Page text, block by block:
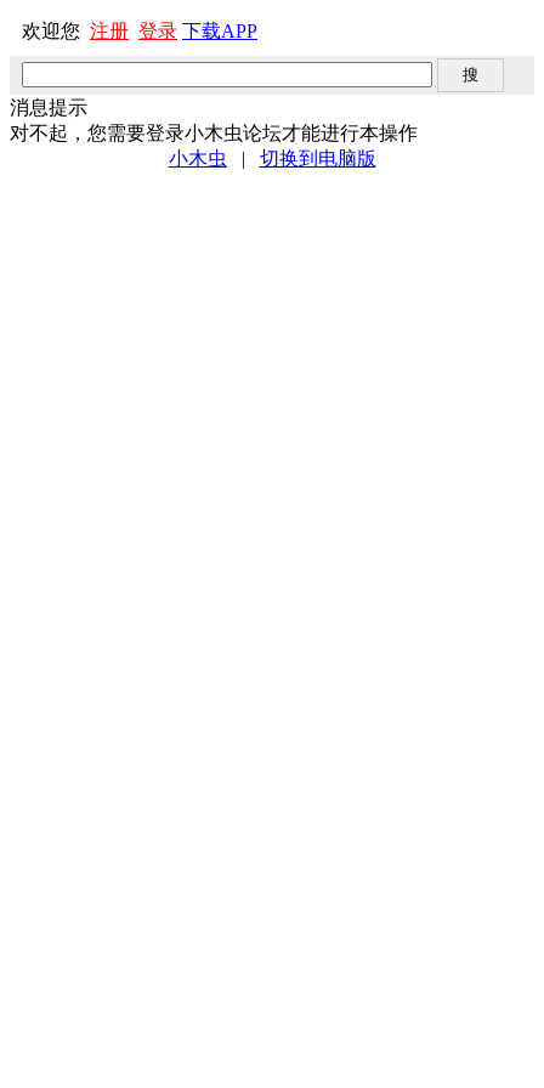
欢迎您 注册 登录 下载APP
消息提示
对不起，您需要登录小木虫论坛才能进行本操作
小木虫 | 切换到电脑版